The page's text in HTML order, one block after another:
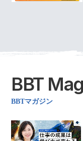
BBT
BBTマガジン